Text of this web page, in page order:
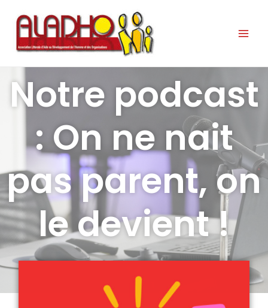
Notre podcast
: On ne nait
pas parent, on
le devient !